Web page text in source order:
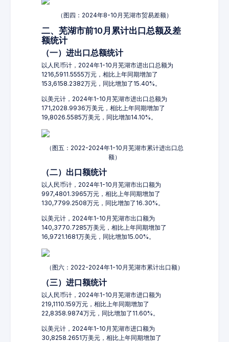
（图四：2024年8-10月芜湖市贸易差额）
二、芜湖市前10月累计出口总额及差
额统计
（一）进出口总额统计
以人民币计，2024年1-10月芜湖市进出口总额为
1216,5911.5555万元，相比上年同期增加了
153,6158.2382万元，同比增加了15.40%。
以美元计，2024年1-10月芜湖市进出口总额为
171,2028.9936万美元，相比上年同期增加了
19,8026.5585万美元，同比增加14.10%。
（图五：2022-2024年1-10月芜湖市累计进出口总
额）
（二）出口额统计
以人民币计，2024年1-10月芜湖市出口额为
997,4801.3965万元，相比上年同期增加了
130,7799.2508万元，同比增加了16.30%。
以美元计，2024年1-10月芜湖市出口额为
140,3770.7285万美元，相比上年同期增加了
16,9721.1681万美元，同比增加15.00%。
（图六：2022-2024年1-10月芜湖市累计出口额）
（三）进口额统计
以人民币计，2024年1-10月芜湖市进口额为
219,1110.159万元，相比上年同期增加了
22,8358.9874万元，同比增加了11.60%。
以美元计，2024年1-10月芜湖市进口额为
30,8258.2651万美元，相比上年同期增加了